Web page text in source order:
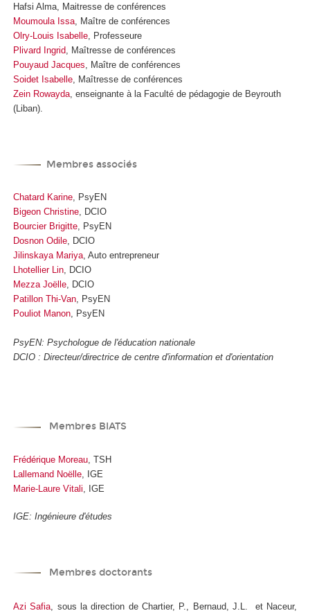
Hafsi Alma, Maitresse de conférences
Moumoula Issa , Maître de conférences
Olry-Louis Isabelle , Professeure
Plivard Ingrid , Maîtresse de conférences
Pouyaud Jacques , Maître de conférences
Soidet Isabelle , Maîtresse de conférences
Zein Rowayda , enseignante à la Faculté de pédagogie de Beyrouth
(Liban).
Membres associés
Chatard Karine, PsyEN
Bigeon Christine, DCIO
Bourcier Brigitte, PsyEN
Dosnon Odile, DCIO
Jilinskaya Mariya, Auto entrepreneur
Lhotellier Lin, DCIO
Mezza Joëlle, DCIO
Patillon Thi-Van, PsyEN
Pouliot Manon, PsyEN
PsyEN: Psychologue de l'éducation nationale
DCIO : Directeur/directrice de centre d'information et d'orientation
Membres BIATS
Frédérique Moreau , TSH
Lallemand Noëlle , IGE
Marie-Laure Vitali , IGE
IGE: Ingénieure d'études
Membres doctorants
Azi Safia, sous la direction de Chartier, P., Bernaud, J.L. et Naceur,